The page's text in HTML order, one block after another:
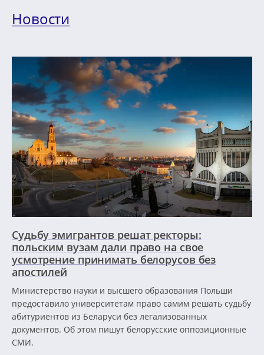
Новости
Судьбу эмигрантов решат ректоры:
польским вузам дали право на свое
усмотрение принимать белорусов без
апостилей
Министерство науки и высшего образования Польши
предоставило университетам право самим решать судьбу
абитуриентов из Беларуси без легализованных
документов. Об этом пишут белорусские оппозиционные
СМИ.